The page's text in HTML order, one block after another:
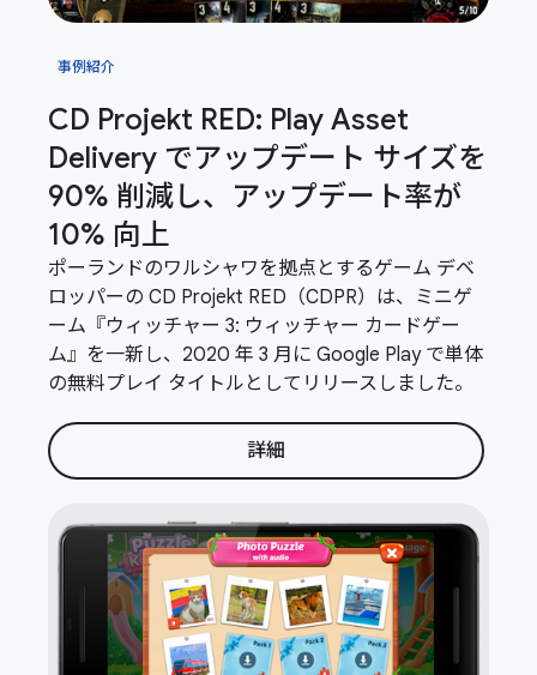
事例紹介
CD Projekt RED: Play Asset
Delivery でアップデート サイズを
90% 削減し、アップデート率が
10% 向上
ポーランドのワルシャワを拠点とするゲーム デベ
ロッパーの CD Projekt RED（CDPR）は、ミニゲ
ーム『ウィッチャー 3: ウィッチャー カードゲー
ム』を一新し、2020 年 3 月に Google Play で単体
の無料プレイ タイトルとしてリリースしました。
詳細